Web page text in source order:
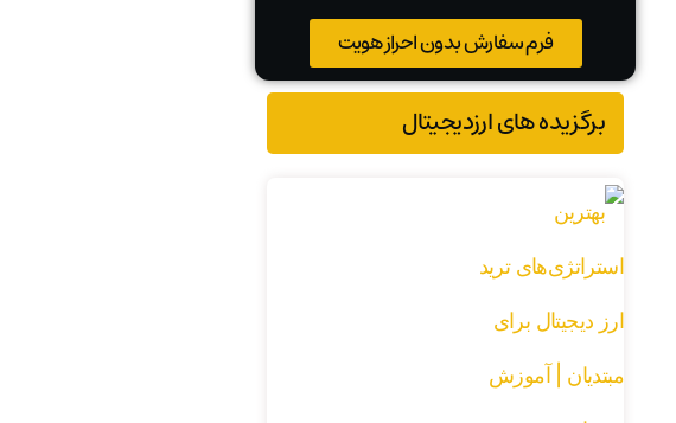
فرم سفارش بدون احراز هویت
برگزیده های ارزدیجیتال